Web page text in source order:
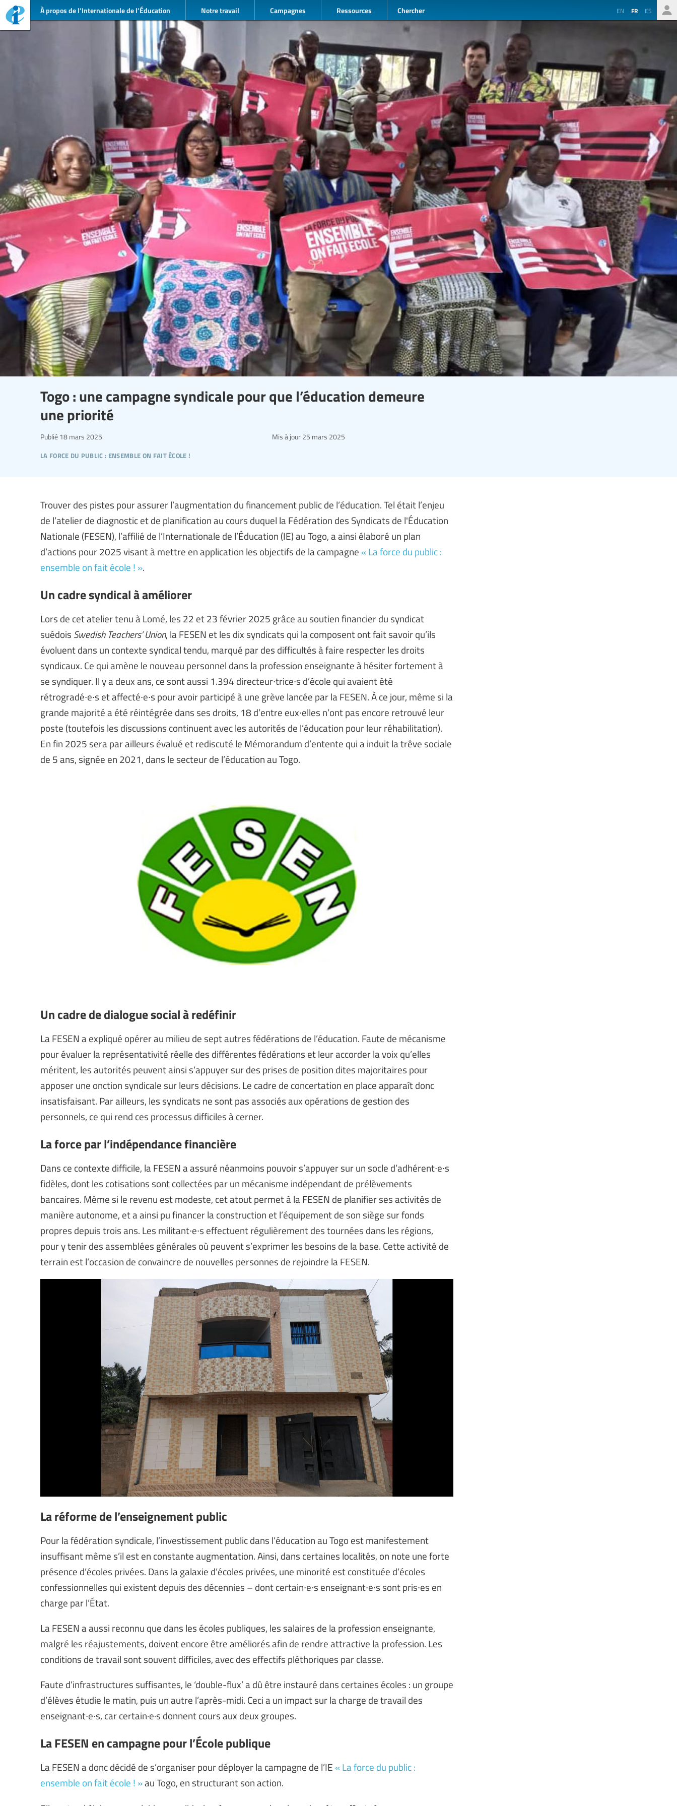
À propos de l’Internationale de l’Éducation Notre travail Campagnes Ressources Chercher EN FR ES
Togo : une campagne syndicale pour que l’éducation demeure
une priorité
la force du public : ensemble on fait école !
Publié 18 mars 2025 Mis à jour 25 mars 2025
Trouver des pistes pour assurer l’augmentation du financement public de l’éducation. Tel était l’enjeu
de l’atelier de diagnostic et de planification au cours duquel la Fédération des Syndicats de l'Éducation
Nationale (FESEN), l’affilié de l’Internationale de l’Éducation (IE) au Togo, a ainsi élaboré un plan
d’actions pour 2025 visant à mettre en application les objectifs de la campagne« La force du public :
ensemble on fait école ! ».
Un cadre syndical à améliorer
Lors de cet atelier tenu à Lomé, les 22 et 23 février 2025 grâce au soutien financier du syndicat
suédois Swedish Teachers’ Union, la FESEN et les dix syndicats qui la composent ont fait savoir qu’ils
évoluent dans un contexte syndical tendu, marqué par des difficultés à faire respecter les droits
syndicaux. Ce qui amène le nouveau personnel dans la profession enseignante à hésiter fortement à
se syndiquer. Il y a deux ans, ce sont aussi 1.394 directeur∙trice∙s d’école qui avaient été
rétrogradé∙e∙s et affecté∙e∙s pour avoir participé à une grève lancée par la FESEN. À ce jour, même si la
grande majorité a été réintégrée dans ses droits, 18 d’entre eux∙elles n’ont pas encore retrouvé leur
poste (toutefois les discussions continuent avec les autorités de l’éducation pour leur réhabilitation).
En fin 2025 sera par ailleurs évalué et rediscuté le Mémorandum d’entente qui a induit la trêve sociale
de 5 ans, signée en 2021, dans le secteur de l’éducation au Togo.
Un cadre de dialogue social à redéfinir
La FESEN a expliqué opérer au milieu de sept autres fédérations de l’éducation. Faute de mécanisme
pour évaluer la représentativité réelle des différentes fédérations et leur accorder la voix qu’elles
méritent, les autorités peuvent ainsi s’appuyer sur des prises de position dites majoritaires pour
apposer une onction syndicale sur leurs décisions. Le cadre de concertation en place apparaît donc
insatisfaisant. Par ailleurs, les syndicats ne sont pas associés aux opérations de gestion des
personnels, ce qui rend ces processus difficiles à cerner.
La force par l’indépendance financière
Dans ce contexte difficile, la FESEN a assuré néanmoins pouvoir s’appuyer sur un socle d’adhérent∙e∙s
fidèles, dont les cotisations sont collectées par un mécanisme indépendant de prélèvements
bancaires. Même si le revenu est modeste, cet atout permet à la FESEN de planifier ses activités de
manière autonome, et a ainsi pu financer la construction et l’équipement de son siège sur fonds
propres depuis trois ans. Les militant∙e∙s effectuent régulièrement des tournées dans les régions,
pour y tenir des assemblées générales où peuvent s’exprimer les besoins de la base. Cette activité de
terrain est l’occasion de convaincre de nouvelles personnes de rejoindre la FESEN.
La réforme de l’enseignement public
Pour la fédération syndicale, l’investissement public dans l’éducation au Togo est manifestement
insuffisant même s’il est en constante augmentation. Ainsi, dans certaines localités, on note une forte
présence d’écoles privées. Dans la galaxie d’écoles privées, une minorité est constituée d’écoles
confessionnelles qui existent depuis des décennies – dont certain∙e∙s enseignant∙e∙s sont pris∙es en
charge par l’État.
La FESEN a aussi reconnu que dans les écoles publiques, les salaires de la profession enseignante,
malgré les réajustements, doivent encore être améliorés afin de rendre attractive la profession. Les
conditions de travail sont souvent difficiles, avec des effectifs pléthoriques par classe.
Faute d’infrastructures suffisantes, le ‘double-flux’ a dû être instauré dans certaines écoles : un groupe
d’élèves étudie le matin, puis un autre l’après-midi. Ceci a un impact sur la charge de travail des
enseignant∙e∙s, car certain·e·s donnent cours aux deux groupes.
La FESEN en campagne pour l’École publique
La FESEN a donc décidé de s’organiser pour déployer la campagne de l’IE« La force du public :
ensemble on fait école ! »au Togo, en structurant son action.